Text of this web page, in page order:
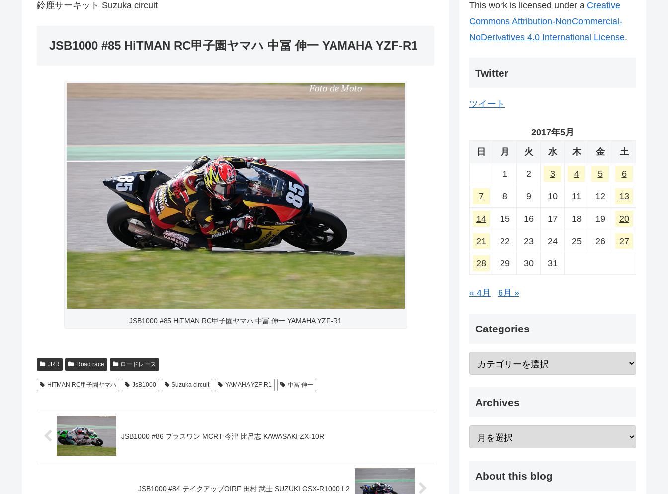
鈴鹿サーキット Suzuka circuit
JSB1000 #85 HiTMAN RC甲子園ヤマハ 中冨 伸一 YAMAHA YZF-R1
JSB1000 #85 HiTMAN RC甲子園ヤマハ 中冨 伸一 YAMAHA YZF-R1
JRR Road race ロードレース
HiTMAN RC甲子園ヤマハ JsB1000 Suzuka circuit YAMAHA YZF-R1 中冨 伸一
JSB1000 #86 プラスワン MCRT 今津 比呂志 KAWASAKI ZX-10R
JSB1000 #84 テイクアップOIRF 田村 武士 SUZUKI GSX-R1000 L2
This work is licensed under a Creative
Commons Attribution-NonCommercial-
NoDerivatives 4.0 International License.
Twitter
ツイート
2017年5月
日
月 火 水 木 金 土
1 2 3 4 5 6
7 8 9 10 11 12 13
14 15 16 17 18 19 20
21 22 23 24 25 26 27
28 29 30 31
« 4月 6月 »
Categories
Archives
About this blog